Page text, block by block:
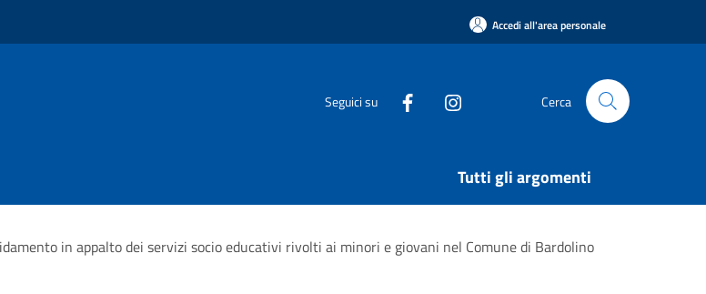
Accedi all'area personale
Seguici su Cerca
Tutti gli argomenti
in appalto dei servizi socio educativi rivolti ai minori e giovani nel Comune di Bardolino